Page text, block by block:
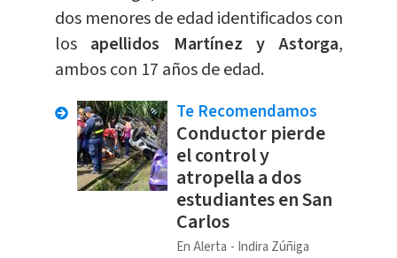
dos menores de edad identificados con
los apellidos Martínez y Astorga,
ambos con 17 años de edad.
Te Recomendamos
Conductor pierde
el control y
atropella a dos
estudiantes en San
Carlos
En Alerta Indira Zúñiga